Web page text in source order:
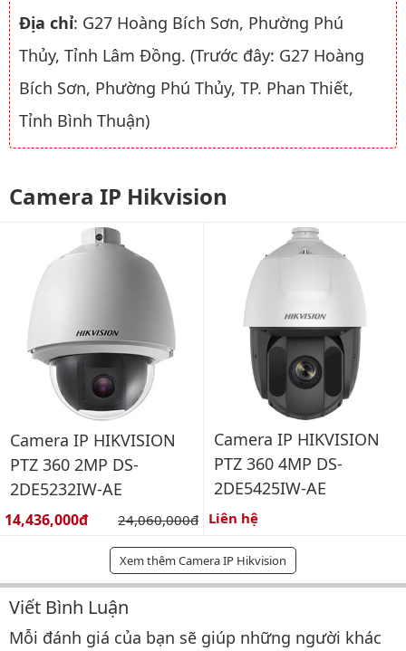
Địa chỉ: G27 Hoàng Bích Sơn, Phường Phú
Thủy, Tỉnh Lâm Đồng. (Trước đây: G27 Hoàng
Bích Sơn, Phường Phú Thủy, TP. Phan Thiết,
Tỉnh Bình Thuận)
Camera IP Hikvision
Camera IP HIKVISION
PTZ 360 2MP DS-
2DE5232IW-AE
Giá bán:
14,436,000đ Giá gốc:
24,060,000đ
Camera IP HIKVISION
PTZ 360 4MP DS-
2DE5425IW-AE
Liên hệ
Xem thêm Camera IP Hikvision
Bình luận & Đánh giá
Viết Bình Luận
Mỗi đánh giá của bạn sẽ giúp những người khác